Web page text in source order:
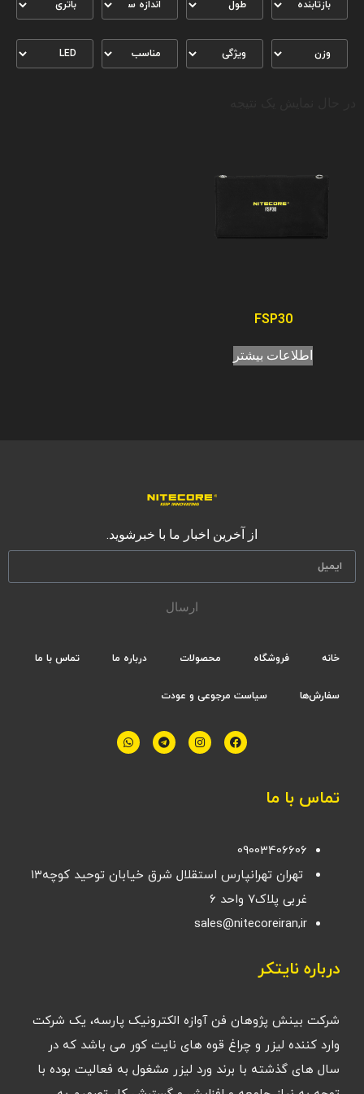
FSP30
اطلاعات بیشتر
از آخرین اخبار ما با خبرشوید.
ارسال
خانه فروشگاه محصولات درباره ما تماس با ما
سفارش‌ها سیاست مرجوعی و عودت
تماس با ما
09003406606
تهران تهرانپارس استقلال شرق خیابان توحید کوچه۱۳
غربی پلاک۷ واحد ۶
sales@nitecoreiran,ir
درباره نایتکر
شرکت بینش پژوهان فن آوازه الکترونیک پارسه، یک شرکت
وارد کننده لیزر و چراغ قوه های نایت کور می باشد که در
سال های گذشته با برند ورد لیزر مشغول به فعالیت بوده با